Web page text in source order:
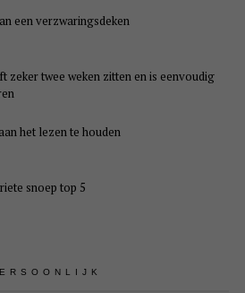
een verzwaringsdeken
zeker twee weken zitten en is eenvoudig
het lezen te houden
snoep top 5